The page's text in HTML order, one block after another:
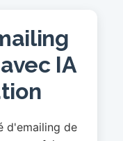
IA
d'emailing de